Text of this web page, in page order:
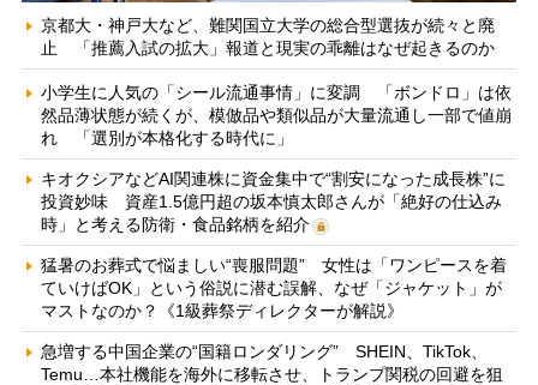
京都大・神戸大など、難関国立大学の総合型選抜が続々と廃
止 「推薦入試の拡大」報道と現実の乖離はなぜ起きるのか
小学生に人気の「シール流通事情」に変調 「ボンドロ」は依
然品薄状態が続くが、模倣品や類似品が大量流通し一部で値崩
れ 「選別が本格化する時代に」
キオクシアなどAI関連株に資金集中で“割安になった成長株”に
投資妙味 資産1.5億円超の坂本慎太郎さんが「絶好の仕込み
時」と考える防衛・食品銘柄を紹介
猛暑のお葬式で悩ましい“喪服問題” 女性は「ワンピースを着
ていけばOK」という俗説に潜む誤解、なぜ「ジャケット」が
マストなのか？《1級葬祭ディレクターが解説》
急増する中国企業の“国籍ロンダリング” SHEIN、TikTok、
Temu…本社機能を海外に移転させ、トランプ関税の回避を狙